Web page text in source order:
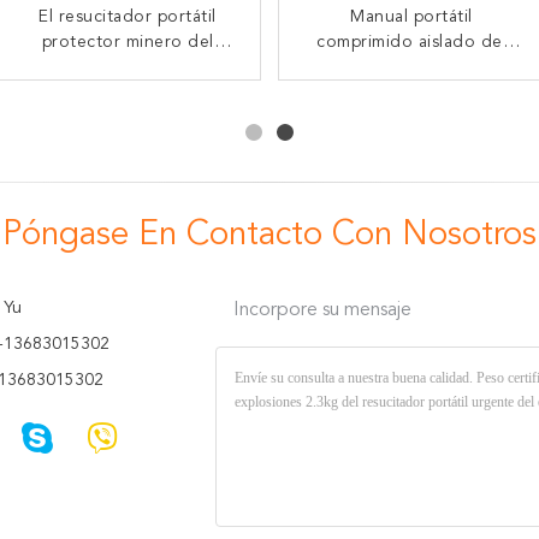
Resucitador médico
automático 405 * 295 *
Aparato respiratorio del
autorespirador de
El resucitador portátil
protector minero del
Manual portátil
comprimido aislado del
Póngase En Contacto Con Nosotros
Yu Incorpore su mensaje